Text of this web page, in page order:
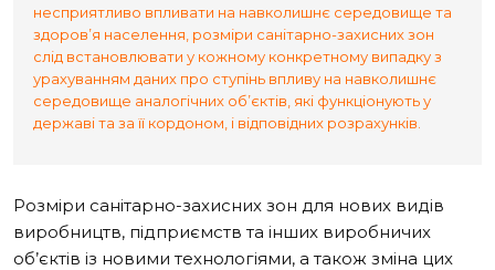
несприятливо впливати на навколишнє середовище та
здоров’я населення, розміри санітарно-захисних зон
слід встановлювати у кожному конкретному випадку з
урахуванням даних про ступінь впливу на навколишнє
середовище аналогічних об’єктів, які функціонують у
державі та за її кордоном, і відповідних розрахунків.
Розміри санітарно-захисних зон для нових видів
виробництв, підприємств та інших виробничих
об’єктів із новими технологіями, а також зміна цих